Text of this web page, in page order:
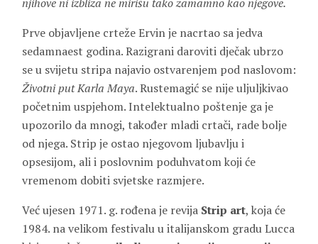
Prve objavljene crteže Ervin je nacrtao sa jedva
sedamnaest godina. Razigrani daroviti dječak ubrzo
se u svijetu stripa najavio ostvarenjem pod naslovom:
Životni put Karla Maya. Rustemagić se nije uljuljkivao
početnim uspjehom. Intelektualno poštenje ga je
upozorilo da mnogi, također mladi crtači, rade bolje
od njega. Strip je ostao njegovom ljubavlju i
opsesijom, ali i poslovnim poduhvatom koji će
vremenom dobiti svjetske razmjere.
Već ujesen 1971. g. rođena je revija Strip art, koja će
1984. na velikom festivalu u italijanskom gradu Lucca